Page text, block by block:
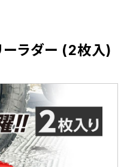
ーラダー (2枚入)